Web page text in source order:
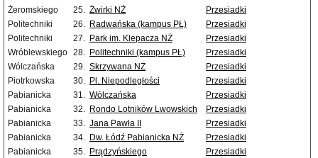
Żeromskiego
25. Żwirki NŻ
Przesiadki
Politechniki
26. Radwańska (kampus PŁ)
Przesiadki
Politechniki
27. Park im. Klepacza NŻ
Przesiadki
Wróblewskiego 28. Politechniki (kampus PŁ)
Przesiadki
Wólczańska
29. Skrzywana NŻ
Przesiadki
Piotrkowska
30. Pl. Niepodległości
Przesiadki
Pabianicka
31. Wólczańska
Przesiadki
Pabianicka
32. Rondo Lotników Lwowskich
Przesiadki
Pabianicka
33. Jana Pawła II
Przesiadki
Pabianicka
34. Dw. Łódź Pabianicka NŻ
Przesiadki
Pabianicka
35. Prądzyńskiego
Przesiadki